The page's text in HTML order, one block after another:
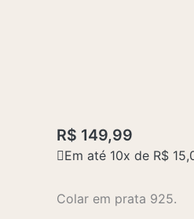
R$ 149,99
Em até 10x de R$
Colar em prata 925.